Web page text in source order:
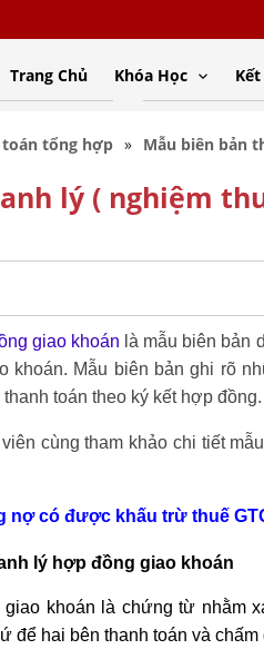
Trang Chủ Khóa Học
toán tổng hợp Mẫu biên bản
lý ( nghiệm
giao khoán là mẫu biên bản
khoán. Mẫu biên bản ghi rõ
toán theo ký kết hợp đồng.
cùng tham khảo chi tiết
nợ có được khấu trừ thuế
lý hợp đồng giao khoán
giao khoán là chứng từ
để hai bên thanh toán và